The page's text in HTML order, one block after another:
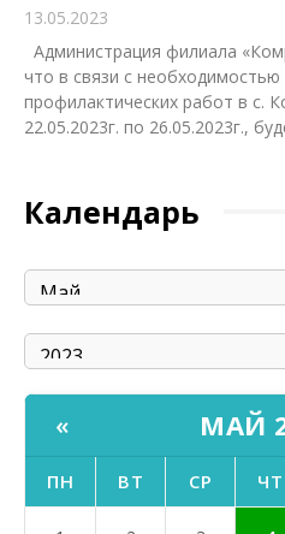
13.05.2023
Администрация филиала
что в связи с
профилактических работ в с.
22.05.2023г. по 26.05.2023г.,
Календарь
« МАЙ
ПН ВТ СР ЧТ